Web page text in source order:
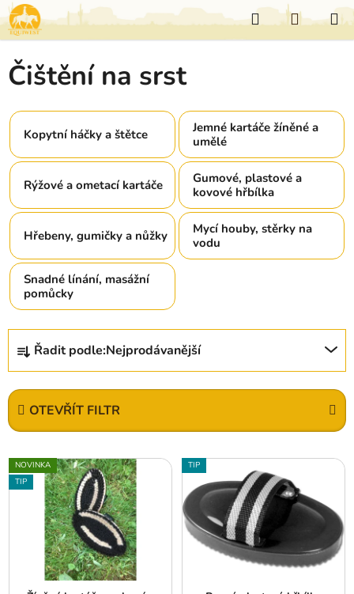
Přejít
na
obsah
Hledat
KOŠÍK
Čištění na srst
Kopytní háčky a štětce
Jemné kartáče žíněné a
umělé
Rýžové a ometací kartáče
Gumové, plastové a
kovové hřbílka
Hřebeny, gumičky a nůžky
Mycí houby, stěrky na
vodu
Snadné línání, masážní
pomůcky
Ř
z
e
n
p
r
Řadit podle:Nejprodávanější
OTEVŘÍT FILTR
V
ý
NOVINKA
TIP
TIP